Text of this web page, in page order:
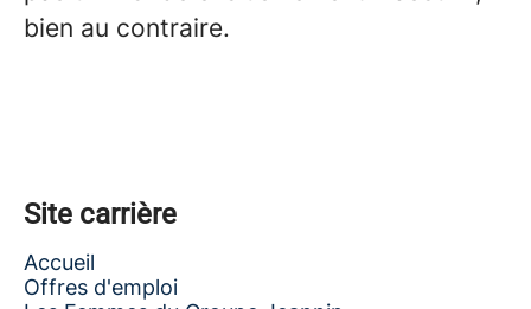
bien au contraire.
Site carrière
Accueil
Offres d'emploi